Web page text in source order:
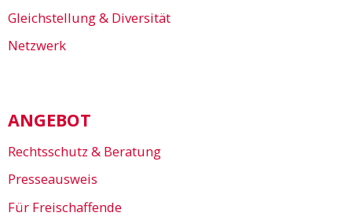
Gleichstellung & Diversität
Netzwerk
ANGEBOT
Rechtsschutz & Beratung
Presseausweis
Für Freischaffende